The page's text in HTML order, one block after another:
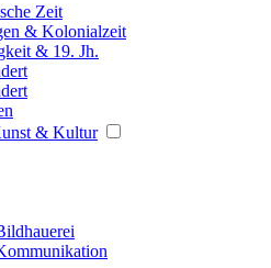
Zeit
& Kolonialzeit
& 19. Jh.
& Kultur